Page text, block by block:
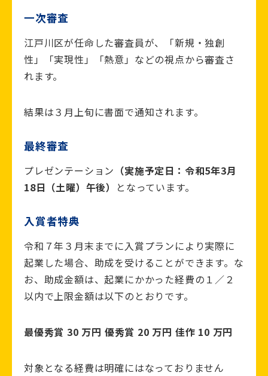
一次審査
江戸川区が任命した審査員が、「新規・独創
性」「実現性」「熱意」などの視点から審査さ
れます。
結果は３月上旬に書面で通知されます。
最終審査
プレゼンテーション （実施予定日：令和5年3月
18日（土曜）午後）
となっています。
入賞者特典
令和７年３月末までに入賞プランにより実際に
起業した場合、助成を受けることができます。な
お、助成金額は、起業にかかった経費の１／２
以内で上限金額は以下のとおりです。
最優秀賞 30 万円 優秀賞 20 万円 佳作 10 万円
対象となる経費は明確にはなっておりません